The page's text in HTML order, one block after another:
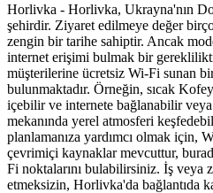
Horlivka - Horlivka, Ukrayna'nın
şehirdir. Ziyaret edilmeye değer
zengin bir tarihe sahiptir. Ancak
internet erişimi bulmak bir
müşterilerine ücretsiz Wi-Fi sunan
bulunmaktadır. Örneğin, sıcak
içebilir ve internete bağlanabilir
mekanında yerel atmosferi
planlamanıza yardımcı olmak için,
çevrimiçi kaynaklar mevcuttur,
Fi noktalarını bulabilirsiniz. İş veya
etmeksizin, Horlivka'da bağlantıda